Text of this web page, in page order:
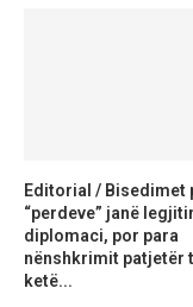
Editorial / Bisedimet
“perdeve” janë
diplomaci, por para
nënshkrimit patjetër
ketë...